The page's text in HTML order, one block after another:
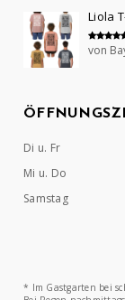
Liola
Bewertet
von
Di u. Fr
Mi u. Do
Samstag
* Im Gastgarten bei